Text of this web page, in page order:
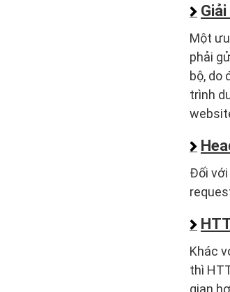
Một
phải
bộ, do
trình
Đối
Khác
thì
gian